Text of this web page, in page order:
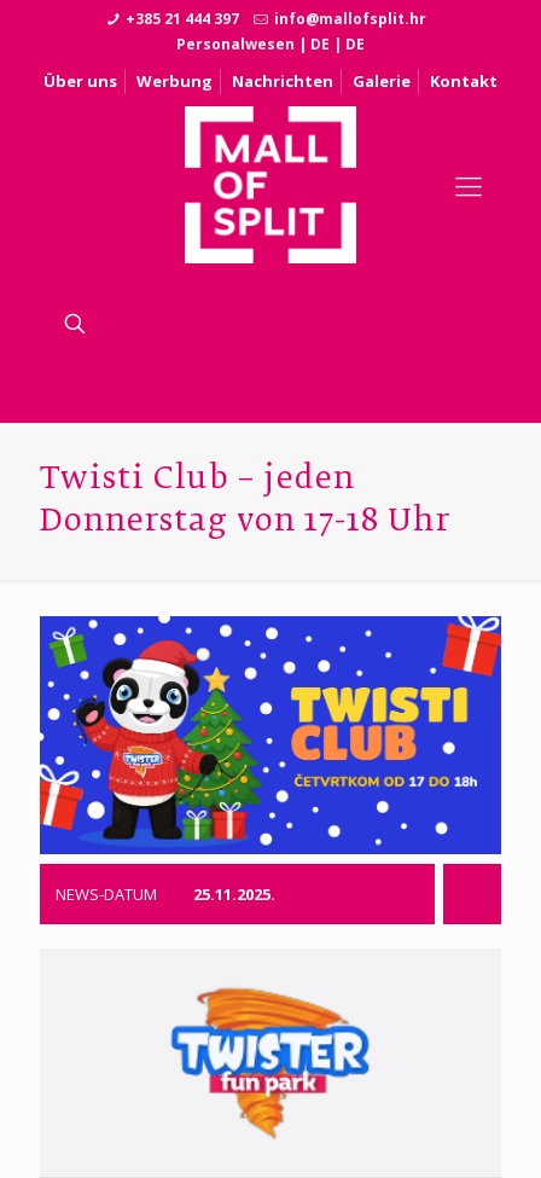
+385 21 444 397
info@mallofsplit.hr
Personalwesen | DE | DE
Über uns Werbung Nachrichten Galerie Kontakt
Twisti Club – jeden
Donnerstag von 17-18 Uhr
NEWS-DATUM 25.11.2025.